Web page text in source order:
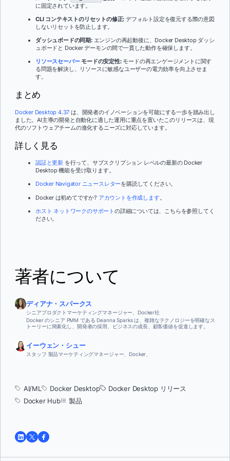
に固定されています。
CLI コンテキストのリセットの修正:デフォルト設定を復元する際の意図
しないリセットを防止します。
ダッシュボードの同期:エンジンの再起動後に、Docker Desktop ダッシ
ュボードと Docker デーモンの間で一貫した動作を確保します。
リソースセーバーモードの安定性:モードの再エンゲージメントに関す
る問題を解決し、リソースに敏感なユーザーの電力効率を向上させま
す。
まとめ
Docker Desktop 4.37 は、開発者のイノベーションを可能にする一歩を踏み出し
ました。AI主導の開発と自動化に適した運用に重点を置いたこのリリースは、現
代のソフトウェアチームの進化するニーズに対応しています。
詳しく見る
認証と更新 を行って、サブスクリプション レベルの最新の Docker
Desktop 機能を受け取ります。
Docker Navigator ニュースレターを購読してください。
Docker は初めてですか? アカウントを作成します。
ホスト ネットワークのサポートの詳細については、こちらを参照してく
ださい。
著者について
ディアナ・スパークス
シニアプロダクトマーケティングマネージャー、Docker社
Docker のシニア PMM である Deanna Sparks は、複雑なテクノロジーを明確なス
トーリーに簡素化し、開発者の採用、ビジネスの成長、顧客価値を促進します。
イーウェン・シュー
スタッフ 製品マーケティングマネージャー、Docker、
AI/ML Docker Desktop
Docker Desktop リリース
Docker Hub
製品